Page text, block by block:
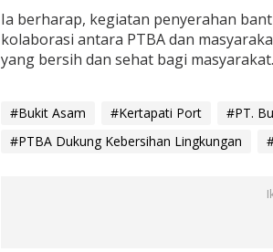
u
k
W
a
a
i
Ia berharap, kegiatan penyerahan
kolaborasi antara PTBA dan
yang bersih dan sehat bagi
#Bukit Asam #Kertapati Port #PT.
#PTBA Dukung Kebersihan Lingkungan